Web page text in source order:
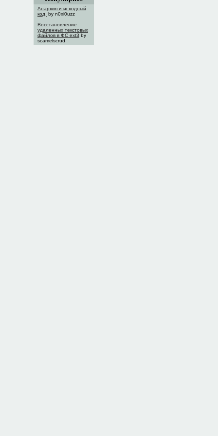
Анархия и исходный
код.
by n0xi0uzz
Восстановление
удаленных текстовых
файлов в ФС ext3 by
scamelscrud